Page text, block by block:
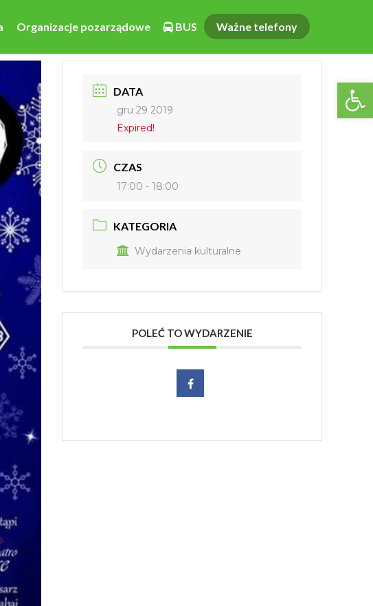
Otwórz pasek narzędzi
Organizacje pozarządowe BUS Ważne telefony
DATA
gru 29 2019
Expired!
CZAS
17:00 - 18:00
KATEGORIA
Wydarzenia kulturalne
POLEĆ TO WYDARZENIE